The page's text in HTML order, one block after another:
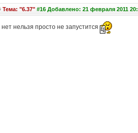
Тема: "6.37"#16 Добавлено: 21 февраля 2011
нет нельзя просто не запустится